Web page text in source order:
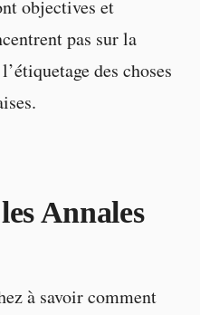
objectives et
pas sur la
des choses
Annales
à savoir comment